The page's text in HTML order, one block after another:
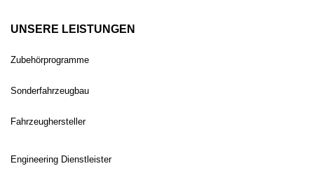
UNSERE LEISTUNGEN
Zubehörprogramme
Sonderfahrzeugbau
Fahrzeughersteller
Engineering Dienstleister